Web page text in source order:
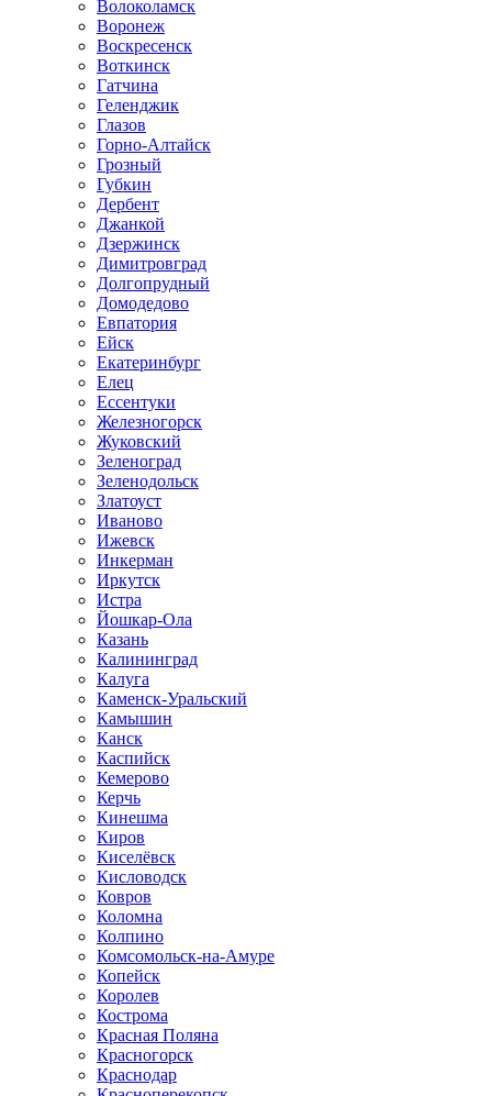
Волоколамск
Воронеж
Воскресенск
Воткинск
Гатчина
Геленджик
Глазов
Горно-Алтайск
Грозный
Губкин
Дербент
Джанкой
Дзержинск
Димитровград
Долгопрудный
Домодедово
Евпатория
Ейск
Екатеринбург
Елец
Ессентуки
Железногорск
Жуковский
Зеленоград
Зеленодольск
Златоуст
Иваново
Ижевск
Инкерман
Иркутск
Истра
Йошкар-Ола
Казань
Калининград
Калуга
Каменск-Уральский
Камышин
Канск
Каспийск
Кемерово
Керчь
Кинешма
Киров
Киселёвск
Кисловодск
Ковров
Коломна
Колпино
Комсомольск-на-Амуре
Копейск
Королев
Кострома
Красная Поляна
Красногорск
Краснодар